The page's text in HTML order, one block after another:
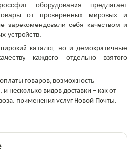
оборудования предлагает
от проверенных мировых и
зарекомендовали себя качеством и
устройств.
каталог, но и демократичные
каждого отдельно взятого
товаров, возможность
несколько видов доставки – как от
применения услуг Новой Почты.